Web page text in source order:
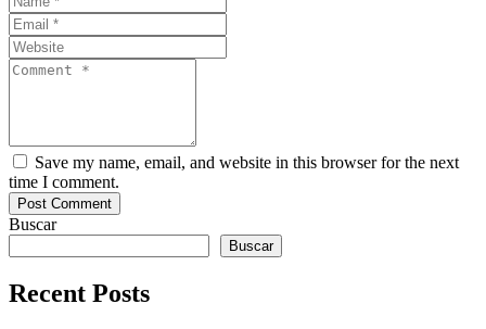
Save my name, email, and website in this browser for the next
time I comment.
Buscar
Buscar
Recent Posts